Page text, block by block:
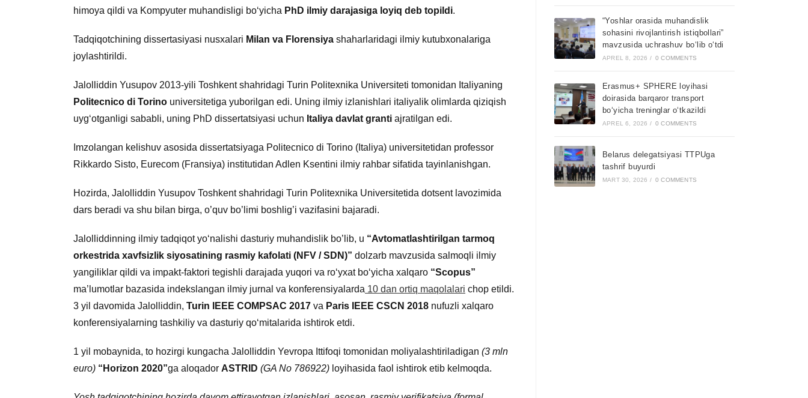
himoya qildi va Kompyuter muhandisligi bo‘yicha PhD ilmiy darajasiga loyiq deb topildi.
Tadqiqotchining dissertasiyasi nusxalari Milan va Florensiya shaharlaridagi ilmiy kutubxonalariga
joylashtirildi.
Jalolliddin Yusupov 2013-yili Toshkent shahridagi Turin Politexnika Universiteti tomonidan Italiyaning
Politecnico di Torino universitetiga yuborilgan edi. Uning ilmiy izlanishlari italiyalik olimlarda qiziqish
uyg‘otganligi sababli, uning PhD dissertatsiyasi uchun Italiya davlat granti ajratilgan edi.
Imzolangan kelishuv asosida dissertatsiyaga Politecnico di Torino (Italiya) universitetidan professor
Rikkardo Sisto, Eurecom (Fransiya) institutidan Adlen Ksentini ilmiy rahbar sifatida tayinlanishgan.
Hozirda, Jalolliddin Yusupov Toshkent shahridagi Turin Politexnika Universitetida dotsent lavozimida
dars beradi va shu bilan birga, o’quv bo’limi boshlig’i vazifasini bajaradi.
Jalolliddinning ilmiy tadqiqot yo‘nalishi dasturiy muhandislik bo’lib, u “Avtomatlashtirilgan tarmoq
orkestrida xavfsizlik siyosatining rasmiy kafolati (NFV / SDN)” dolzarb mavzusida salmoqli ilmiy
yangiliklar qildi va impakt-faktori tegishli darajada yuqori va ro‘yxat bo‘yicha xalqaro “Scopus”
ma’lumotlar bazasida indekslangan ilmiy jurnal va konferensiyalarda 10 dan ortiq maqolalari chop etildi.
3 yil davomida Jalolliddin, Turin IEEE COMPSAC 2017 va Paris IEEE CSCN 2018 nufuzli xalqaro
konferensiyalarning tashkiliy va dasturiy qo‘mitalarida ishtirok etdi.
1 yil mobaynida, to hozirgi kungacha Jalolliddin Yevropa Ittifoqi tomonidan moliyalashtiriladigan (3 mln
euro) “Horizon 2020”ga aloqador ASTRID (GA No 786922) loyihasida faol ishtirok etib kelmoqda.
“Yoshlar orasida muhandislik
sohasini rivojlantirish istiqbollari”
mavzusida uchrashuv bo‘lib o‘tdi
APREL 8, 2026 / 0 COMMENTS
Erasmus+ SPHERE loyihasi
doirasida barqaror transport
bo‘yicha treninglar o‘tkazildi
APREL 6, 2026 / 0 COMMENTS
Belarus delegatsiyasi TTPUga
tashrif buyurdi
MART 30, 2026 / 0 COMMENTS